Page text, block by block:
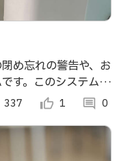
め忘れの警告や、お
す。このシステム
アプリと連携し、
。
337 thumb_up_alt 1 comment 0